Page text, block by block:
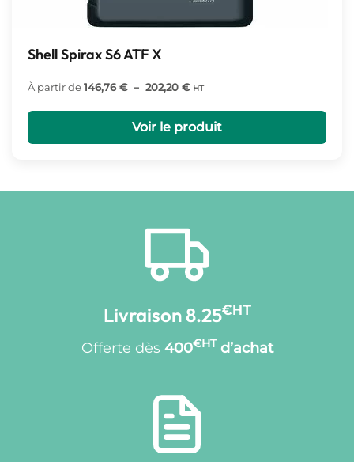
Shell Spirax S6 ATF X
À partir de146,76 € – 202,20 €Plage
146,76 €
à
HT
Voir le produit
Livraison 8.25€HT
Offerte dès 400€HT d’achat